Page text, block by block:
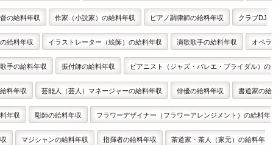
督の給料年収 作家（小説家）の給料年収 ピアノ調律師の給料年収 クラブDJ
の給料年収 イラストレーター（絵師）の給料年収 演歌歌手の給料年収 オペラ
歌手の給料年収 振付師の給料年収 ピアニスト（ジャズ・バレエ・ブライダル）の
給料年収 芸能人（芸人）マネージャーの給料年収 俳優の給料年収 書道家の給
料年収 彫師の給料年収 フラワーデザイナー（フラワーアレンジメント）の給料年
収 マジシャンの給料年収 指揮者の給料年収 茶道家・茶人（家元）の給料年